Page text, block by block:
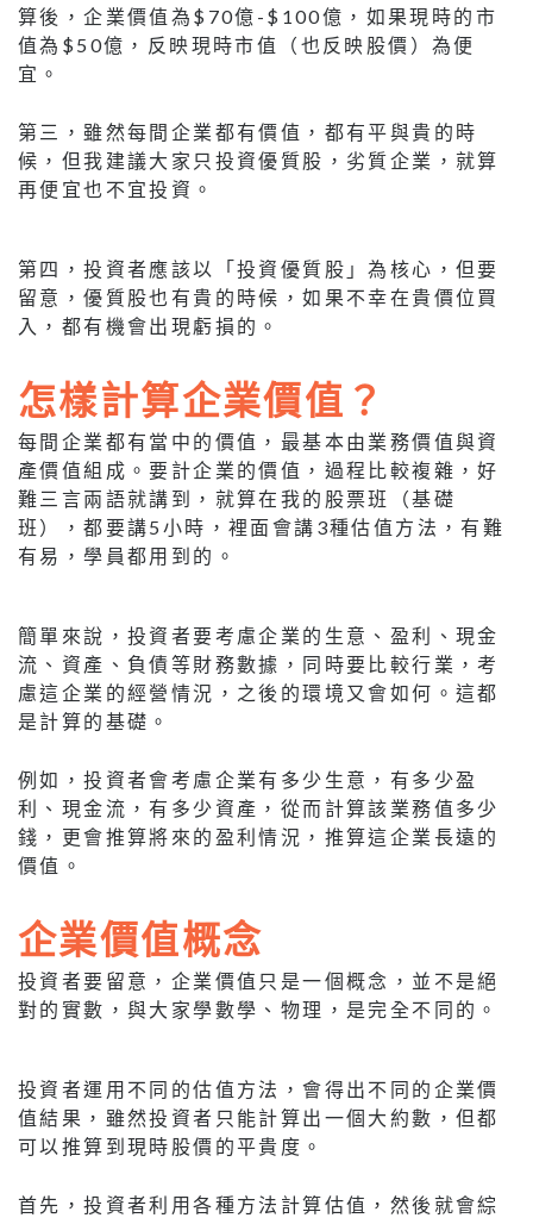
算後，企業價值為$70億-$100億，如果現時的市
值為$50億，反映現時市值（也反映股價）為便
宜。
第三，雖然每間企業都有價值，都有平與貴的時
候，但我建議大家只投資優質股，劣質企業，就算
再便宜也不宜投資。
第四，投資者應該以「投資優質股」為核心，但要
留意，優質股也有貴的時候，如果不幸在貴價位買
入，都有機會出現虧損的。
怎樣計算企業價值？
每間企業都有當中的價值，最基本由業務價值與資
產價值組成。要計企業的價值，過程比較複雜，好
難三言兩語就講到，就算在我的股票班（基礎
班），都要講5小時，裡面會講3種估值方法，有難
有易，學員都用到的。
簡單來說，投資者要考慮企業的生意、盈利、現金
流、資產、負債等財務數據，同時要比較行業，考
慮這企業的經營情況，之後的環境又會如何。這都
是計算的基礎。
例如，投資者會考慮企業有多少生意，有多少盈
利、現金流，有多少資產，從而計算該業務值多少
錢，更會推算將來的盈利情況，推算這企業長遠的
價值。
企業價值概念
投資者要留意，企業價值只是一個概念，並不是絕
對的實數，與大家學數學、物理，是完全不同的。
投資者運用不同的估值方法，會得出不同的企業價
值結果，雖然投資者只能計算出一個大約數，但都
可以推算到現時股價的平貴度。
首先，投資者利用各種方法計算估值，然後就會綜